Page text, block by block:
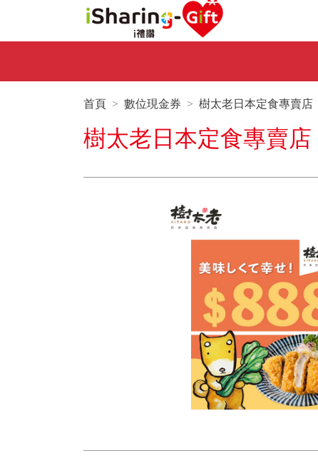
首頁 數位現金券 樹太老日本定食專賣店
樹太老日本定食專賣